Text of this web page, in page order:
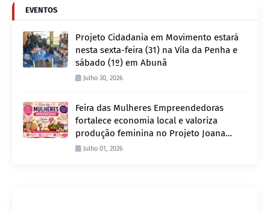
EVENTOS
Projeto Cidadania em Movimento estará
nesta sexta-feira (31) na Vila da Penha e
sábado (1º) em Abunã
Julho 30, 2026
Feira das Mulheres Empreendedoras
fortalece economia local e valoriza
produção feminina no Projeto Joana
D’Arc
Julho 01, 2026